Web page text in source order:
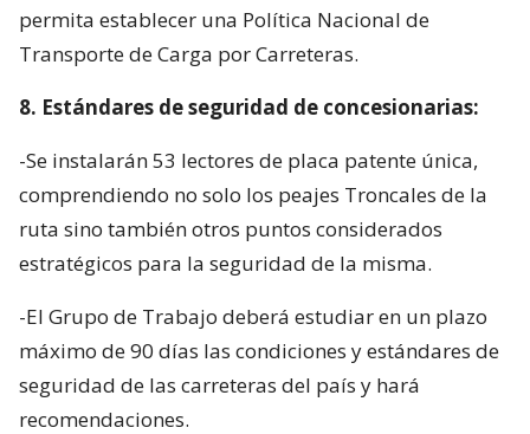
permita establecer una Política Nacional de
Transporte de Carga por Carreteras.
8. Estándares de seguridad de concesionarias:
-Se instalarán 53 lectores de placa patente única,
comprendiendo no solo los peajes Troncales de la
ruta sino también otros puntos considerados
estratégicos para la seguridad de la misma.
-El Grupo de Trabajo deberá estudiar en un plazo
máximo de 90 días las condiciones y estándares de
seguridad de las carreteras del país y hará
recomendaciones.